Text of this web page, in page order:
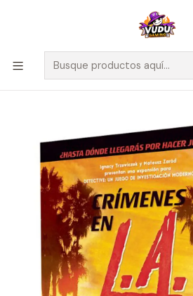
🚀 ¡Despachamos a todo Chile! Envío
$100.000 y a RM sobre $35.000
Inicio Preventas
Preventa - Detective - Expansión